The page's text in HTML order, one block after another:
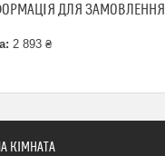
ДЛЯ ЗАМОВЛЕННЯ
2 893 ₴
КІМНАТА